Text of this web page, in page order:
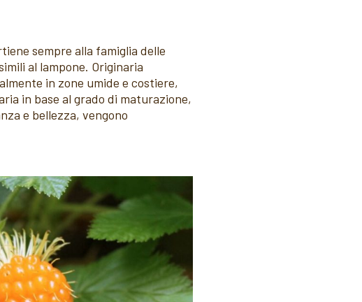
sempre alla famiglia delle
al lampone. Originaria
in zone umide e costiere,
in base al grado di maturazione,
e bellezza, vengono